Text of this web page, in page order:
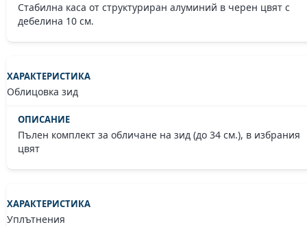
Стабилна каса от структуриран алуминий в черен цвят с
дебелина 10 см.
Облицовка зид
Пълен комплект за обличане на зид (до 34 см.), в избрания
цвят
Уплътнения